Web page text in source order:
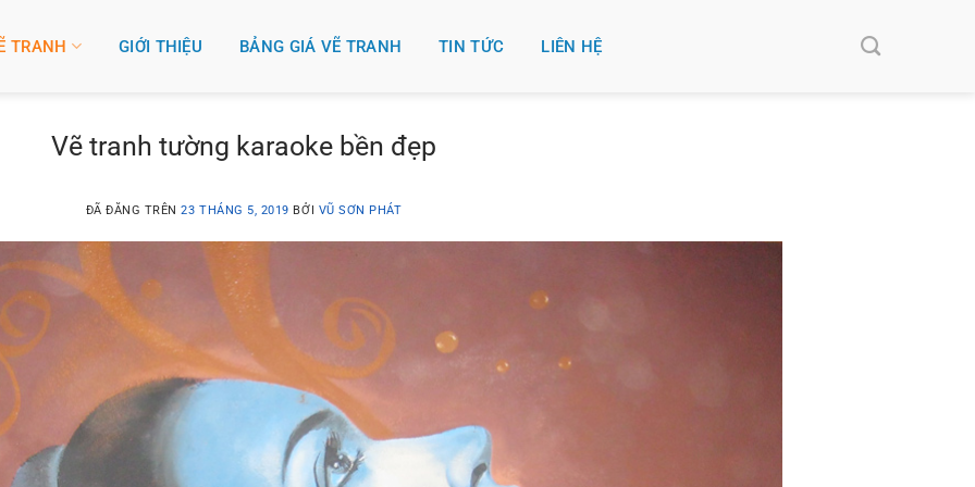
TRANH GIỚI THIỆU BẢNG GIÁ VẼ TRANH TIN TỨC LIÊN HỆ
Vẽ tranh tường karaoke bền đẹp
ĐÃ ĐĂNG TRÊN23 THÁNG 5, 2019 BỞI VŨ SƠN PHÁT